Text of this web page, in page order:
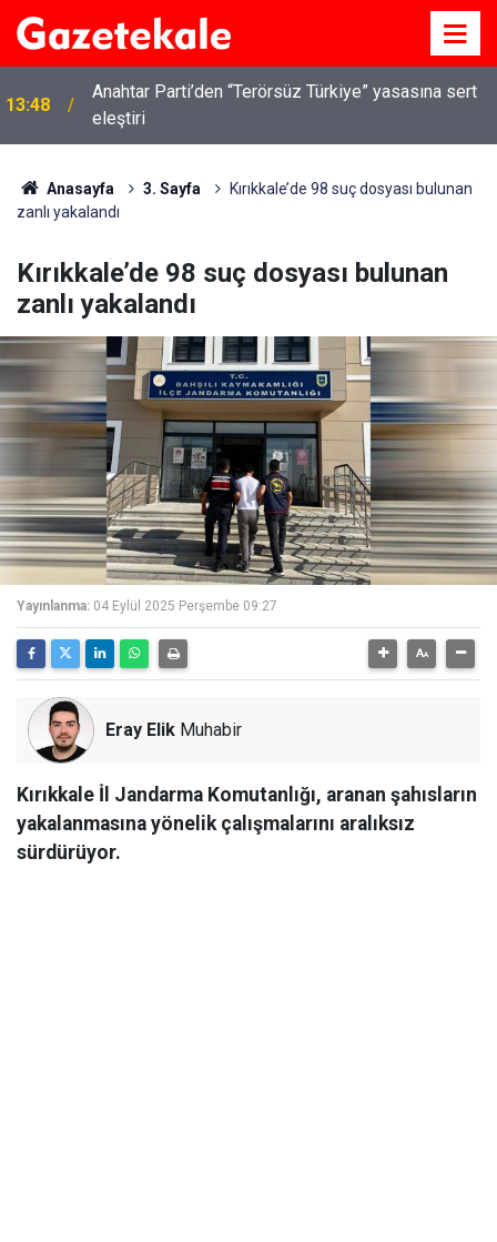
13:07
Kırıkkale’de hayvan hastalıklarına karşı denetimler
artırıldı
Anasayfa 3. Sayfa
Kırıkkale’de 98 suç dosyası bulunan
zanlı yakalandı
Kırıkkale’de 98 suç dosyası bulunan
zanlı yakalandı
Yayınlanma: 04 Eylül 2025 Perşembe 09:27
Eray Elik Muhabir
Kırıkkale İl Jandarma Komutanlığı, aranan şahısların
yakalanmasına yönelik çalışmalarını aralıksız
sürdürüyor.